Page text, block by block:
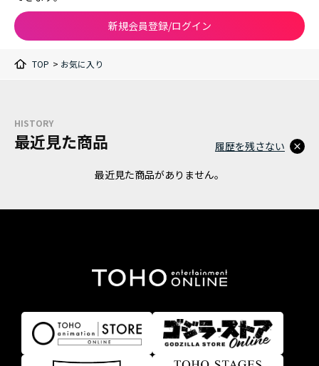
新規会員登録/ログイン
TOP > お気に入り
HISTORY
最近見た商品
最近見た商品がありません。
履歴を残さない